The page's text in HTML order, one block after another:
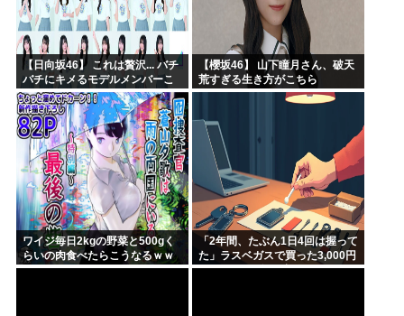
【日向坂46】 これは贅沢... バチ
バチにキメるモデルメンバーこ
ちら
【櫻坂46】 山下瞳月さん、破天
荒すぎる生き方がこちら
ワイジ毎日2kgの野菜と500gく
らいの肉食べたらこうなるｗｗ
ｗ
「2年間、たぶん1日4回は握って
た」ラスベガスで買った3,000円
のキーホルダーを調べたら